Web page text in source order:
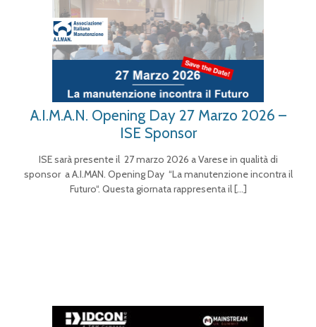
A.I.M.A.N. Opening Day 27 Marzo 2026 –
ISE Sponsor
ISE sarà presente il 27 marzo 2026 a Varese in qualità di
sponsor a A.I.MAN. Opening Day “La manutenzione incontra il
Futuro“. Questa giornata rappresenta il[…]